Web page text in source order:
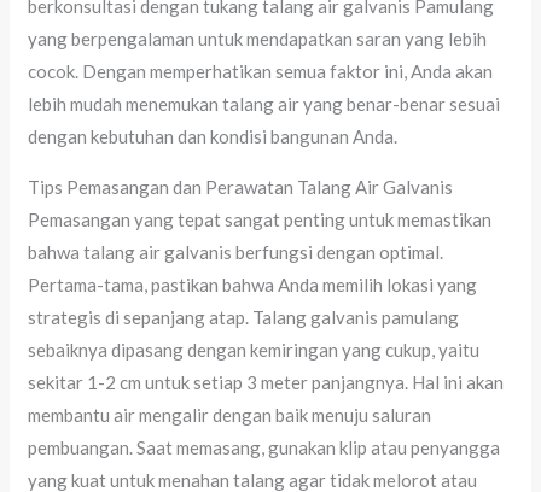
berkonsultasi dengan tukang talang air galvanis Pamulang
yang berpengalaman untuk mendapatkan saran yang lebih
cocok. Dengan memperhatikan semua faktor ini, Anda akan
lebih mudah menemukan talang air yang benar-benar sesuai
dengan kebutuhan dan kondisi bangunan Anda.
Tips Pemasangan dan Perawatan Talang Air Galvanis
Pemasangan yang tepat sangat penting untuk memastikan
bahwa talang air galvanis berfungsi dengan optimal.
Pertama-tama, pastikan bahwa Anda memilih lokasi yang
strategis di sepanjang atap. Talang galvanis pamulang
sebaiknya dipasang dengan kemiringan yang cukup, yaitu
sekitar 1-2 cm untuk setiap 3 meter panjangnya. Hal ini akan
membantu air mengalir dengan baik menuju saluran
pembuangan. Saat memasang, gunakan klip atau penyangga
yang kuat untuk menahan talang agar tidak melorot atau